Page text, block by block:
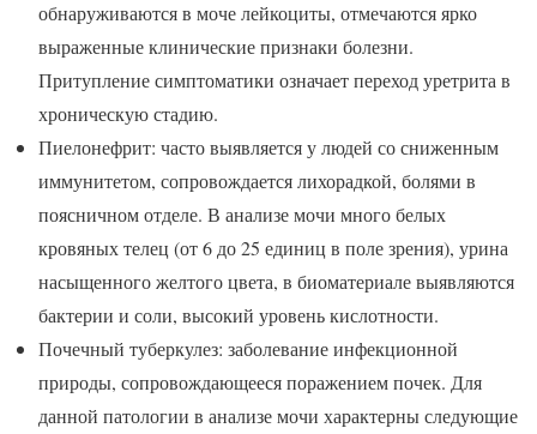
обнаруживаются в моче лейкоциты, отмечаются ярко
выраженные клинические признаки болезни.
Притупление симптоматики означает переход уретрита в
хроническую стадию.
Пиелонефрит: часто выявляется у людей со сниженным
иммунитетом, сопровождается лихорадкой, болями в
поясничном отделе. В анализе мочи много белых
кровяных телец (от 6 до 25 единиц в поле зрения), урина
насыщенного желтого цвета, в биоматериале выявляются
бактерии и соли, высокий уровень кислотности.
Почечный туберкулез: заболевание инфекционной
природы, сопровождающееся поражением почек. Для
данной патологии в анализе мочи характерны следующие